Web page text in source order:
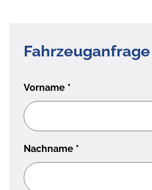
Fahrzeuganfrage
Vorname *
Nachname *